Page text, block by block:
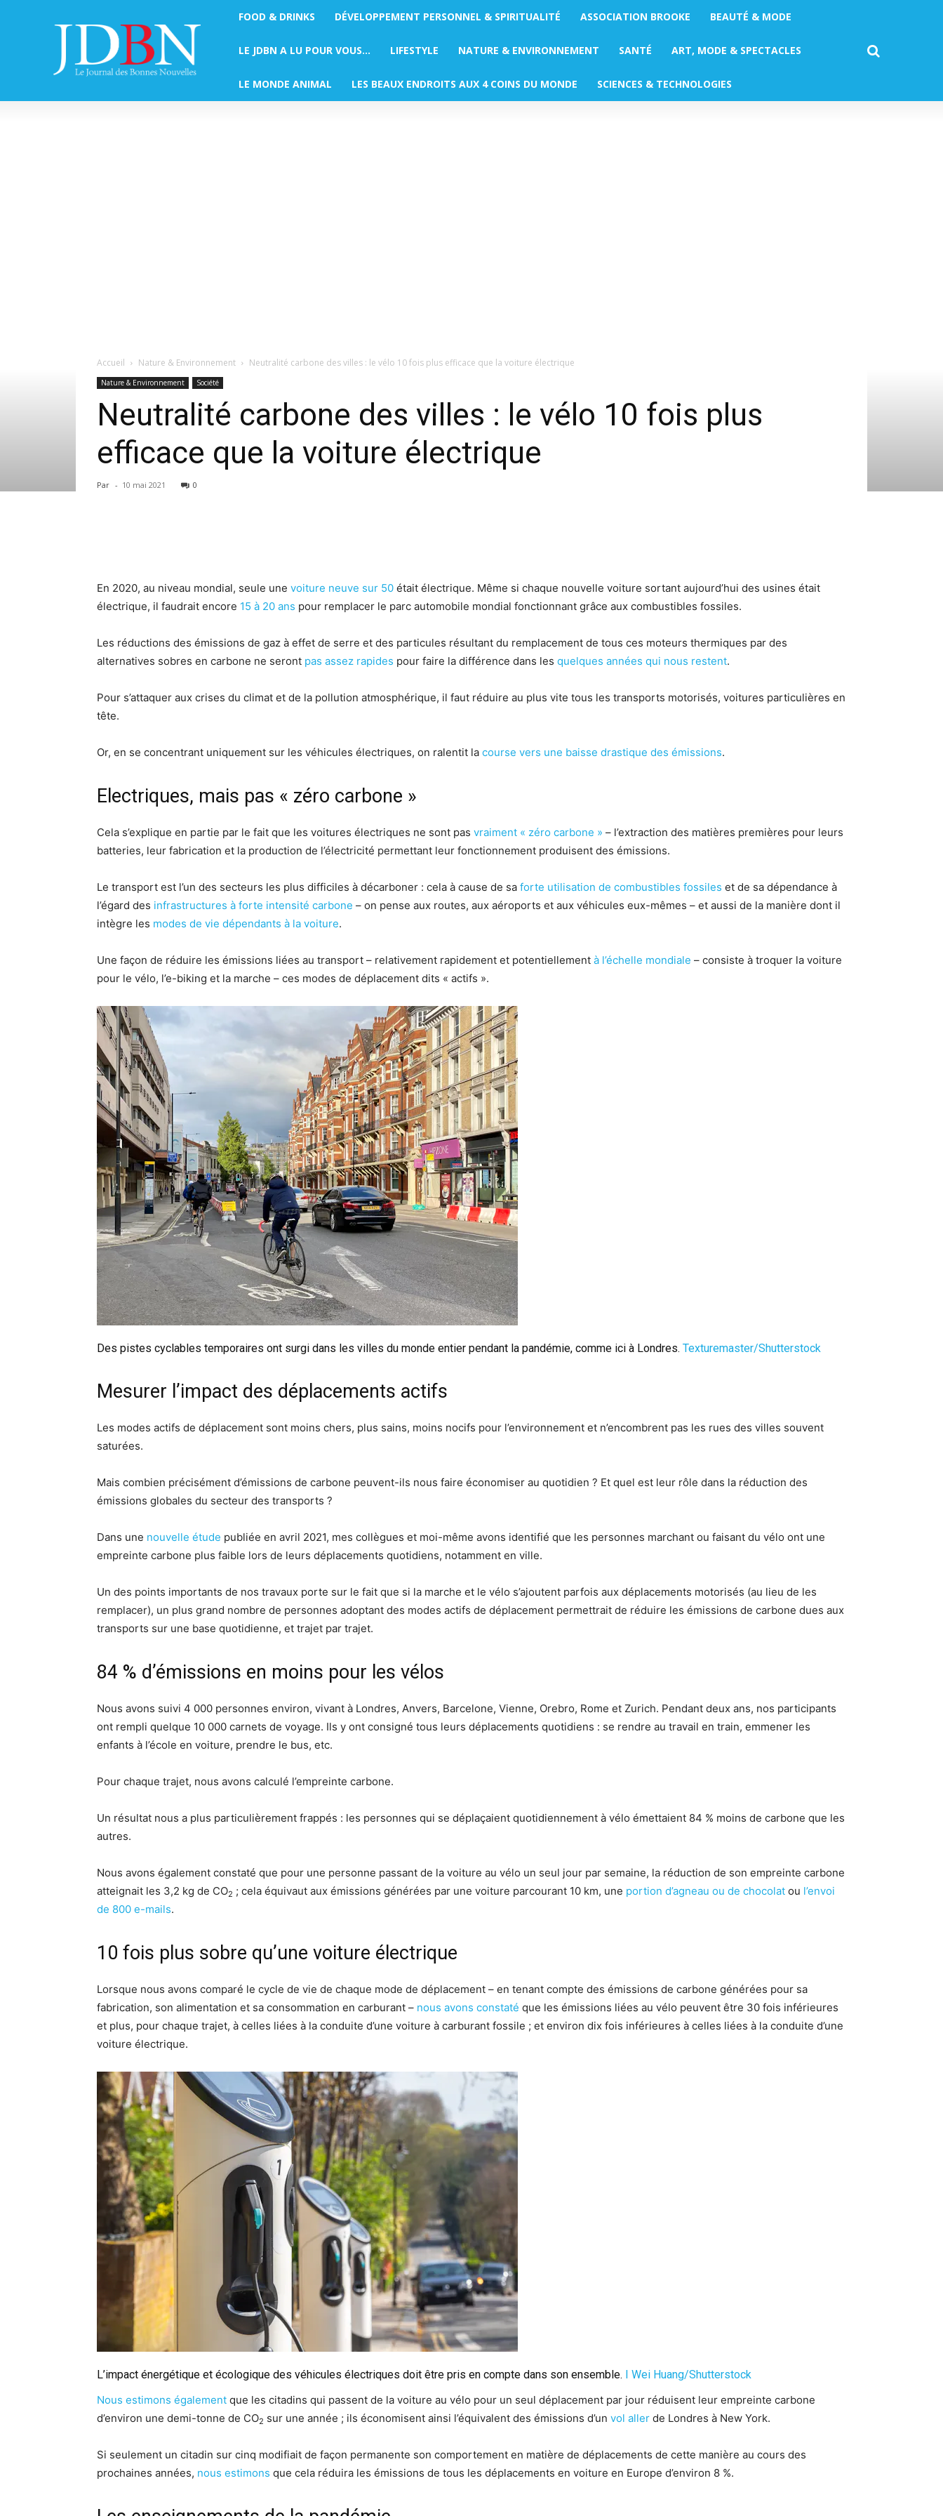
FOOD & DRINKS DÉVELOPPEMENT PERSONNEL & SPIRITUALITÉ ASSOCIATION BROOKE BEAUTÉ & MODE
LE JDBN A LU POUR VOUS… LIFESTYLE NATURE & ENVIRONNEMENT SANTÉ ART, MODE & SPECTACLES
LE MONDE ANIMAL LES BEAUX ENDROITS AUX 4 COINS DU MONDE SCIENCES & TECHNOLOGIES
Accueil Nature & Environnement Neutralité carbone des villes : le vélo 10 fois plus efficace que la voiture électrique
Nature & Environnement Société
Neutralité carbone des villes : le vélo 10 fois plus
efficace que la voiture électrique
Par - 10 mai 2021 0
En 2020, au niveau mondial, seule une voiture neuve sur 50 était électrique. Même si chaque nouvelle voiture sortant aujourd’hui des usines était
électrique, il faudrait encore 15 à 20 ans pour remplacer le parc automobile mondial fonctionnant grâce aux combustibles fossiles.
Les réductions des émissions de gaz à effet de serre et des particules résultant du remplacement de tous ces moteurs thermiques par des
alternatives sobres en carbone ne seront pas assez rapides pour faire la différence dans les quelques années qui nous restent.
Pour s’attaquer aux crises du climat et de la pollution atmosphérique, il faut réduire au plus vite tous les transports motorisés, voitures particulières en
tête.
Or, en se concentrant uniquement sur les véhicules électriques, on ralentit la course vers une baisse drastique des émissions.
Electriques, mais pas « zéro carbone »
Cela s’explique en partie par le fait que les voitures électriques ne sont pas vraiment « zéro carbone » – l’extraction des matières premières pour leurs
batteries, leur fabrication et la production de l’électricité permettant leur fonctionnement produisent des émissions.
Le transport est l’un des secteurs les plus difficiles à décarboner : cela à cause de sa forte utilisation de combustibles fossiles et de sa dépendance à
l’égard des infrastructures à forte intensité carbone – on pense aux routes, aux aéroports et aux véhicules eux-mêmes – et aussi de la manière dont il
intègre les modes de vie dépendants à la voiture.
Une façon de réduire les émissions liées au transport – relativement rapidement et potentiellement à l’échelle mondiale – consiste à troquer la voiture
pour le vélo, l’e-biking et la marche – ces modes de déplacement dits « actifs ».
Des pistes cyclables temporaires ont surgi dans les villes du monde entier pendant la pandémie, comme ici à Londres. Texturemaster/Shutterstock
Mesurer l’impact des déplacements actifs
Les modes actifs de déplacement sont moins chers, plus sains, moins nocifs pour l’environnement et n’encombrent pas les rues des villes souvent
saturées.
Mais combien précisément d’émissions de carbone peuvent-ils nous faire économiser au quotidien ? Et quel est leur rôle dans la réduction des
émissions globales du secteur des transports ?
Dans une nouvelle étude publiée en avril 2021, mes collègues et moi-même avons identifié que les personnes marchant ou faisant du vélo ont une
empreinte carbone plus faible lors de leurs déplacements quotidiens, notamment en ville.
Un des points importants de nos travaux porte sur le fait que si la marche et le vélo s’ajoutent parfois aux déplacements motorisés (au lieu de les
remplacer), un plus grand nombre de personnes adoptant des modes actifs de déplacement permettrait de réduire les émissions de carbone dues aux
transports sur une base quotidienne, et trajet par trajet.
84 % d’émissions en moins pour les vélos
Nous avons suivi 4 000 personnes environ, vivant à Londres, Anvers, Barcelone, Vienne, Orebro, Rome et Zurich. Pendant deux ans, nos participants
ont rempli quelque 10 000 carnets de voyage. Ils y ont consigné tous leurs déplacements quotidiens : se rendre au travail en train, emmener les
enfants à l’école en voiture, prendre le bus, etc.
Pour chaque trajet, nous avons calculé l’empreinte carbone.
Un résultat nous a plus particulièrement frappés : les personnes qui se déplaçaient quotidiennement à vélo émettaient 84 % moins de carbone que les
autres.
Nous avons également constaté que pour une personne passant de la voiture au vélo un seul jour par semaine, la réduction de son empreinte carbone
atteignait les 3,2 kg de CO2 ; cela équivaut aux émissions générées par une voiture parcourant 10 km, une portion d’agneau ou de chocolat ou l’envoi
de 800 e-mails.
10 fois plus sobre qu’une voiture électrique
Lorsque nous avons comparé le cycle de vie de chaque mode de déplacement – en tenant compte des émissions de carbone générées pour sa
fabrication, son alimentation et sa consommation en carburant – nous avons constaté que les émissions liées au vélo peuvent être 30 fois inférieures
et plus, pour chaque trajet, à celles liées à la conduite d’une voiture à carburant fossile ; et environ dix fois inférieures à celles liées à la conduite d’une
voiture électrique.
L’impact énergétique et écologique des véhicules électriques doit être pris en compte dans son ensemble. I Wei Huang/Shutterstock
Nous estimons également que les citadins qui passent de la voiture au vélo pour un seul déplacement par jour réduisent leur empreinte carbone
d’environ une demi-tonne de CO2 sur une année ; ils économisent ainsi l’équivalent des émissions d’un vol aller de Londres à New York.
Si seulement un citadin sur cinq modifiait de façon permanente son comportement en matière de déplacements de cette manière au cours des
prochaines années, nous estimons que cela réduira les émissions de tous les déplacements en voiture en Europe d’environ 8 %.